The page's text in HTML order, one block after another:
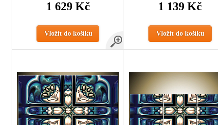
1 629 Kč
Vložit do košíku
1 139 Kč
Vložit do košíku